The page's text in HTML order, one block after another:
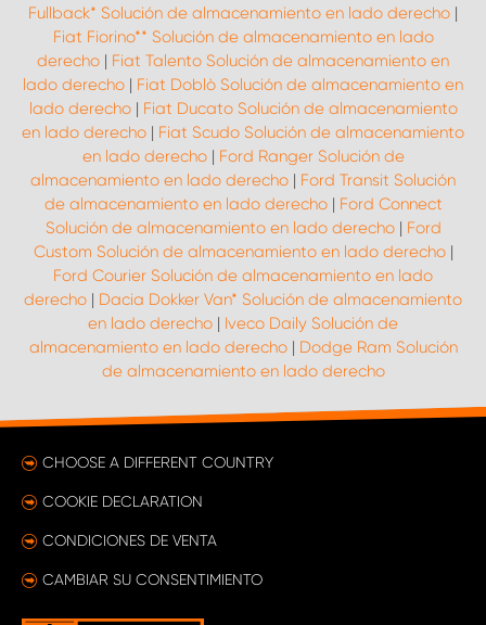
Fullback* Solución de almacenamiento en lado derecho |
Fiat Fiorino** Solución de almacenamiento en lado
derecho | Fiat Talento Solución de almacenamiento en
lado derecho | Fiat Doblò Solución de almacenamiento en
lado derecho| Fiat Ducato Solución de almacenamiento
en lado derecho | Fiat Scudo Solución de almacenamiento
en lado derecho| Ford Ranger Solución de
almacenamiento en lado derecho | Ford Transit Solución
de almacenamiento en lado derecho| Ford Connect
Solución de almacenamiento en lado derecho| Ford
Custom Solución de almacenamiento en lado derecho|
Ford Courier Solución de almacenamiento en lado
derecho | Dacia Dokker Van* Solución de almacenamiento
en lado derecho | Iveco Daily Solución de
almacenamiento en lado derecho| Dodge Ram Solución
de almacenamiento en lado derecho
CHOOSE A DIFFERENT COUNTRY
COOKIE DECLARATION
CONDICIONES DE VENTA
CAMBIAR SU CONSENTIMIENTO